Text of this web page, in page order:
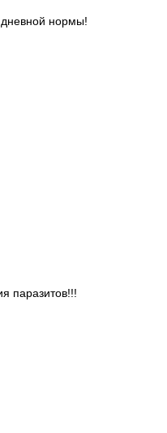
нормы!
паразитов!!!